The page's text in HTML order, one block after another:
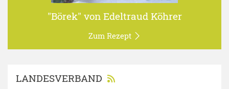
"Börek" von Edeltraud Köhrer
Zum Rezept
LANDESVERBAND